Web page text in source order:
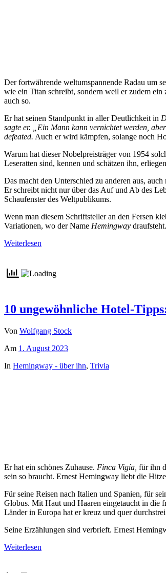
Der fortwährende weltumspannende Radau um
wie ein Titan schreibt, sondern weil er zudem
auch so.
Er hat seinen Standpunkt in aller Deutlichkeit in
sagte er. „Ein Mann kann vernichtet werden,
defeated. Auch er wird kämpfen, solange noch
Warum hat dieser Nobelpreisträger von 1954
Leseratten sind, kennen und schätzen ihn,
Das macht den Unterschied zu anderen aus,
Er schreibt nicht nur über das Auf und Ab des
Schaufenster des Weltpublikums.
Wenn man diesem Schriftsteller an den Fersen
Variationen, wo der Name Hemingway
Weiterlesen
10 ungewöhnliche Hotel-
Von Wolfgang Stock
Am 1. August 2023
In Hemingway - über ihn, Trivia
Er hat ein schönes Zuhause. Finca Vigía, für ihn
sein so braucht. Ernest Hemingway liebt die
Für seine Reisen nach Italien und Spanien, für
Globus. Mit Haut und Haaren eingetaucht in die
Länder in Europa hat er kreuz und quer
Seine Erzählungen sind verbrieft. Ernest
Weiterlesen